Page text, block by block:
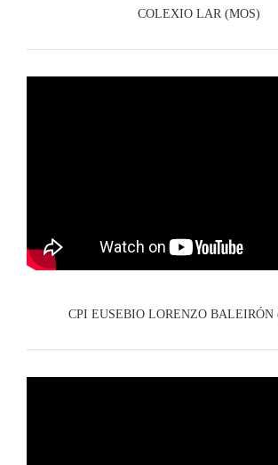
COLEXIO LAR (MOS)
CPI EUSEBIO LORENZO BALEIRÓN